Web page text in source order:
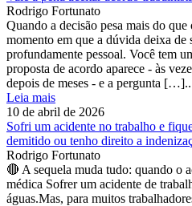
Rodrigo Fortunato
Quando a decisão pesa mais do
momento em que a dúvida deixa de
profundamente pessoal. Você tem
proposta de acordo aparece - às
depois de meses - e a pergunta
Leia mais
10 de abril de 2026
Sofri um acidente no trabalho e
demitido ou tenho direito a
Rodrigo Fortunato
🔴 A sequela muda tudo: quando o
médica Sofrer um acidente de
águas.Mas, para muitos